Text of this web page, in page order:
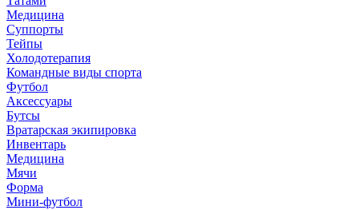
Медицина
Суппорты
Тейпы
Холодотерапия
Командные виды спорта
Футбол
Аксессуары
Бутсы
Вратарская экипировка
Инвентарь
Медицина
Мячи
Форма
Мини-футбол